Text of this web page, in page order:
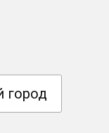
город